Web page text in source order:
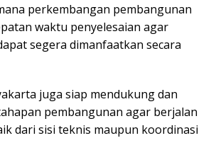
perkembangan pembangunan
waktu penyelesaian agar
segera dimanfaatkan secara
juga siap mendukung dan
pembangunan agar berjalan
dari sisi teknis maupun koordinasi